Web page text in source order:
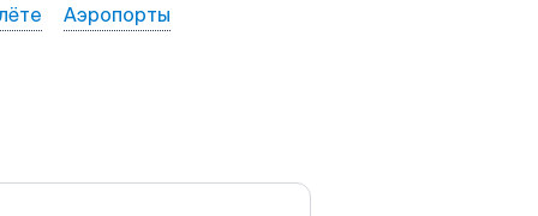
Аэропорты